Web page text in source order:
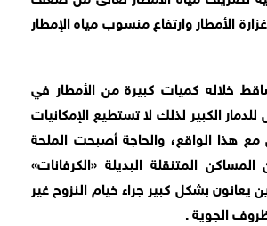
الأمطار وارتفاع منسوب مياه الإمطار
خلاله كميات كبيرة من الأمطار في
الكبير لذلك لا تستطيع الإمكانيات
مع هذا الواقع، والحاجة أصبحت الملحة
المتنقلة البديلة «الكرفانات»
يعانون بشكل كبير جراء خيام النزوح غير
الجوية .